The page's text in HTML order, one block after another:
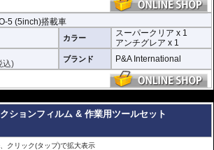
マット仕上げが施され、太
陽光などによる反射を軽減。視認性の低下
を防ぎ、画面を読み取りやすくします。も
ちろん傷に対しても有効です。
取付キット付属 :
取り付けに便利なクリー
除去する粘着シート、気泡の混入を防ぎ、きれいに
が容易になりました。
し、画面を痛めることがありません。フィルムを剥
ります。
5 (5inch)搭載車
カラー
スーパークリア x 1
アンチグレア x 1
込) ブランド P&A International
ションフィルム & 作業用ツールセット
クリック(タップ)で拡大表示